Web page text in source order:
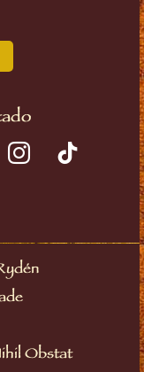
Obstat